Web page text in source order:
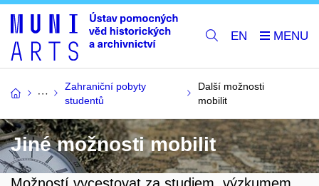
EN
Zahraniční pobyty
studentů
Další možnosti
mobilit
Jiné možnosti mobilit